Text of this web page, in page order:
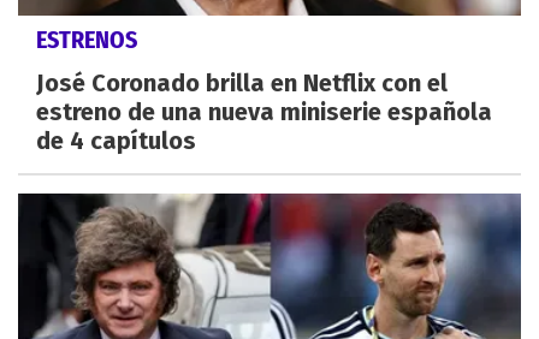
ESTRENOS
José Coronado brilla en Netflix con el
estreno de una nueva miniserie española
de 4 capítulos